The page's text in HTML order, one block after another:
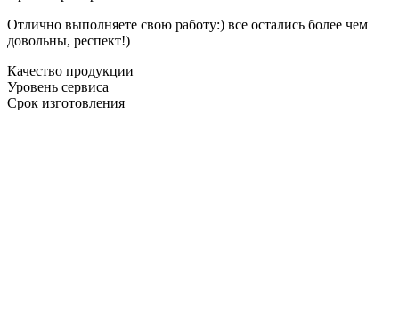
Отлично выполняете свою работу:) все остались более чем
довольны, респект!)
Качество продукции
Уровень сервиса
Срок изготовления